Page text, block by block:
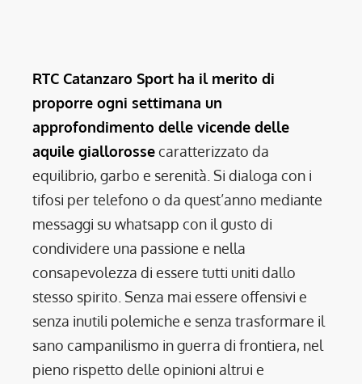
RTC Catanzaro Sport ha il merito di
proporre ogni settimana un
approfondimento delle vicende delle
aquile giallorossecaratterizzato da
equilibrio, garbo e serenità. Si dialoga con i
tifosi per telefono o da quest’anno mediante
messaggi su whatsapp con il gusto di
condividere una passione e nella
consapevolezza di essere tutti uniti dallo
stesso spirito. Senza mai essere offensivi e
senza inutili polemiche e senza trasformare il
sano campanilismo in guerra di frontiera, nel
pieno rispetto delle opinioni altrui e